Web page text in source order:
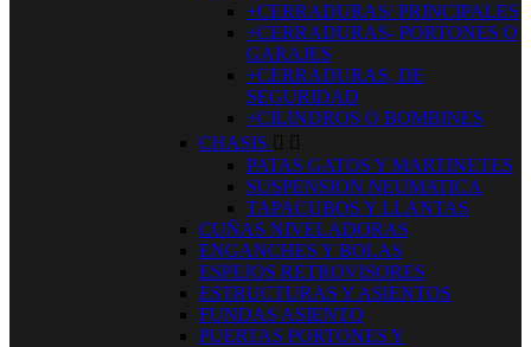
+CERRADURAS/ PRINCIPALES
+CERRADURAS- PORTONES O
GARAJES
+CERRADURAS, DE
SEGURIDAD
+CILINDROS O BOMBINES
CHASIS  
PATAS GATOS Y MARTINETES
SUSPENSION NEUMATICA
TAPACUBOS Y LLANTAS
CUÑAS NIVELADORAS
ENGANCHES Y BOLAS
ESPEJOS RETROVISORES
ESTRUCTURAS Y ASIENTOS
FUNDAS ASIENTO
PUERTAS PORTONES Y